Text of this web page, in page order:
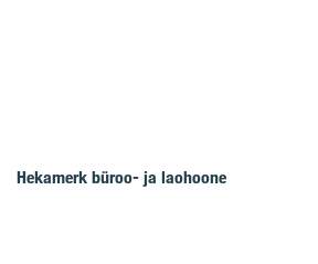
Hekamerk büroo- ja laohoone